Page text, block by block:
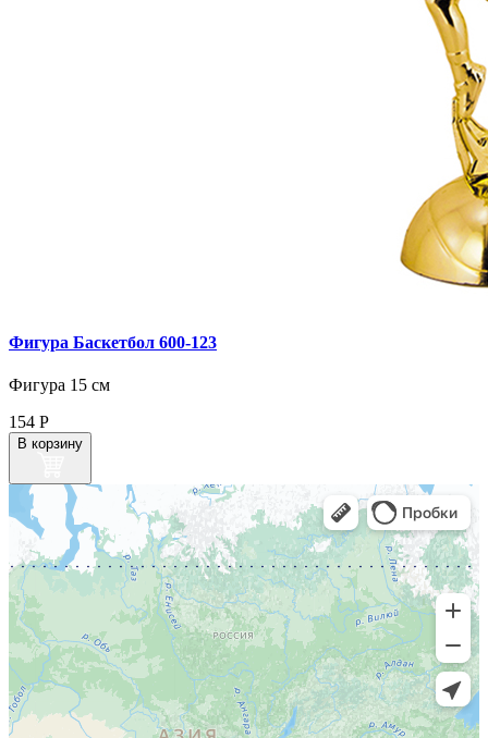
Фигура Баскетбол 600‑123
Фигура 15 см
154 Р
В корзину